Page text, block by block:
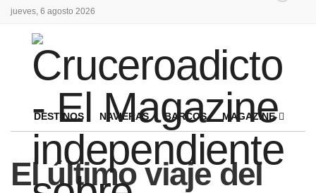
jueves, 6 agosto 2026
DESTINOS NAVIERAS BARCOS MAGAZINE
El último viaje del